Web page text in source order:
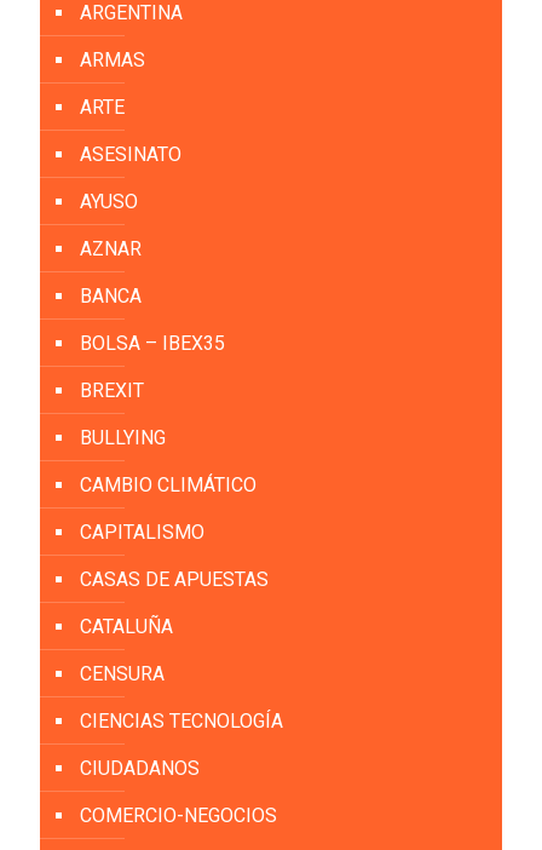
ARGENTINA
ARMAS
ARTE
ASESINATO
AYUSO
AZNAR
BANCA
BOLSA – IBEX35
BREXIT
BULLYING
CAMBIO CLIMÁTICO
CAPITALISMO
CASAS DE APUESTAS
CATALUÑA
CENSURA
CIENCIAS TECNOLOGÍA
CIUDADANOS
COMERCIO-NEGOCIOS